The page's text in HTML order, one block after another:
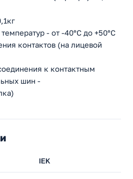
- от -40°С до +50°С
контактов (на лицевой
к контактным
шин -
IEK